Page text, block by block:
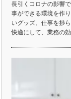
長引くコロナの影響
事ができる環境を作
いグッズ、仕事を捗
快適にして、業務の